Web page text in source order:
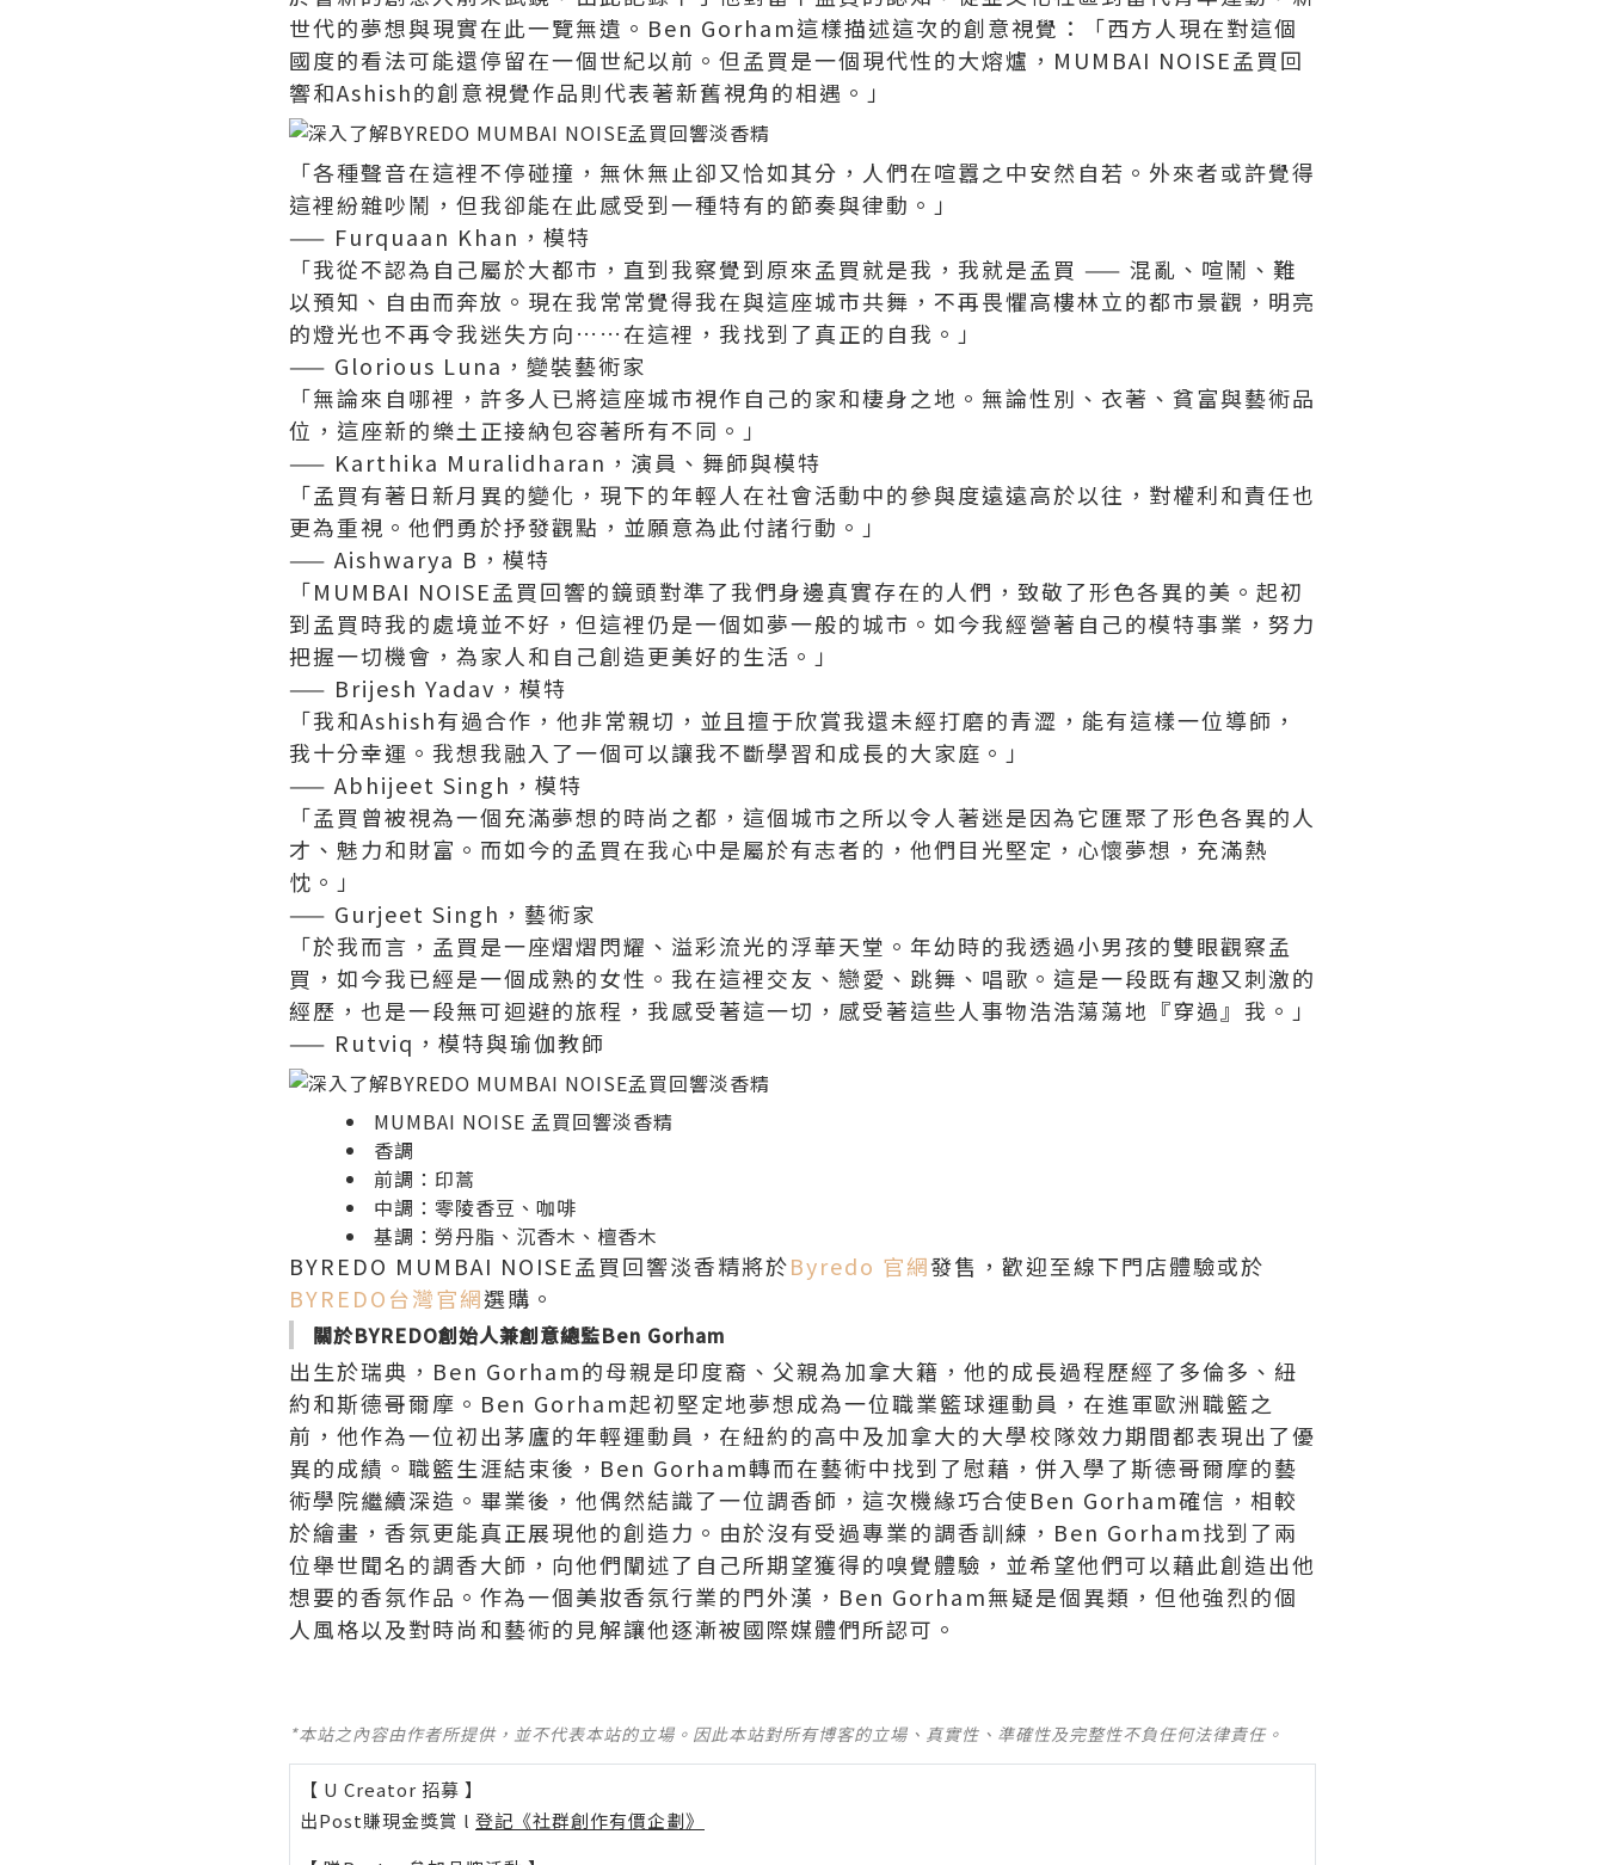
世代的夢想與現實在此一覽無遺。Ben Gorham這樣描述這次的創意視覺：「西方人現在對這個
國度的看法可能還停留在一個世紀以前。但孟買是一個現代性的大熔爐，MUMBAI NOISE孟買回
響和Ashish的創意視覺作品則代表著新舊視角的相遇。」
「各種聲音在這裡不停碰撞，無休無止卻又恰如其分，人們在喧囂之中安然自若。外來者或許覺得
這裡紛雜吵鬧，但我卻能在此感受到一種特有的節奏與律動。」
—— Furquaan Khan，模特
「我從不認為自己屬於大都市，直到我察覺到原來孟買就是我，我就是孟買 —— 混亂、喧鬧、難
以預知、自由而奔放。現在我常常覺得我在與這座城市共舞，不再畏懼高樓林立的都市景觀，明亮
的燈光也不再令我迷失方向……在這裡，我找到了真正的自我。」
—— Glorious Luna，變裝藝術家
「無論來自哪裡，許多人已將這座城市視作自己的家和棲身之地。無論性別、衣著、貧富與藝術品
位，這座新的樂土正接納包容著所有不同。」
—— Karthika Muralidharan，演員、舞師與模特
「孟買有著日新月異的變化，現下的年輕人在社會活動中的參與度遠遠高於以往，對權利和責任也
更為重視。他們勇於抒發觀點，並願意為此付諸行動。」
—— Aishwarya B，模特
「MUMBAI NOISE孟買回響的鏡頭對準了我們身邊真實存在的人們，致敬了形色各異的美。起初
到孟買時我的處境並不好，但這裡仍是一個如夢一般的城市。如今我經營著自己的模特事業，努力
把握一切機會，為家人和自己創造更美好的生活。」
—— Brijesh Yadav，模特
「我和Ashish有過合作，他非常親切，並且擅于欣賞我還未經打磨的青澀，能有這樣一位導師，
我十分幸運。我想我融入了一個可以讓我不斷學習和成長的大家庭。」
—— Abhijeet Singh，模特
「孟買曾被視為一個充滿夢想的時尚之都，這個城市之所以令人著迷是因為它匯聚了形色各異的人
才、魅力和財富。而如今的孟買在我心中是屬於有志者的，他們目光堅定，心懷夢想，充滿熱
忱。」
—— Gurjeet Singh，藝術家
「於我而言，孟買是一座熠熠閃耀、溢彩流光的浮華天堂。年幼時的我透過小男孩的雙眼觀察孟
買，如今我已經是一個成熟的女性。我在這裡交友、戀愛、跳舞、唱歌。這是一段既有趣又刺激的
經歷，也是一段無可迴避的旅程，我感受著這一切，感受著這些人事物浩浩蕩蕩地『穿過』我。」
—— Rutviq，模特與瑜伽教師
MUMBAI NOISE 孟買回響淡香精
香調
前調：印蒿
中調：零陵香豆、咖啡
基調：勞丹脂、沉香木、檀香木
BYREDO MUMBAI NOISE孟買回響淡香精將於Byredo 官網發售，歡迎至線下門店體驗或於
BYREDO台灣官網選購。
關於BYREDO創始人兼創意總監Ben Gorham
出生於瑞典，Ben Gorham的母親是印度裔、父親為加拿大籍，他的成長過程歷經了多倫多、紐
約和斯德哥爾摩。Ben Gorham起初堅定地夢想成為一位職業籃球運動員，在進軍歐洲職籃之
前，他作為一位初出茅廬的年輕運動員，在紐約的高中及加拿大的大學校隊效力期間都表現出了優
異的成績。職籃生涯結束後，Ben Gorham轉而在藝術中找到了慰藉，併入學了斯德哥爾摩的藝
術學院繼續深造。畢業後，他偶然結識了一位調香師，這次機緣巧合使Ben Gorham確信，相較
於繪畫，香氛更能真正展現他的創造力。由於沒有受過專業的調香訓練，Ben Gorham找到了兩
位舉世聞名的調香大師，向他們闡述了自己所期望獲得的嗅覺體驗，並希望他們可以藉此創造出他
想要的香氛作品。作為一個美妝香氛行業的門外漢，Ben Gorham無疑是個異類，但他強烈的個
人風格以及對時尚和藝術的見解讓他逐漸被國際媒體們所認可。
*本站之內容由作者所提供，並不代表本站的立場。因此本站對所有博客的立場、真實性、準確性及完整性不負任何法律責任。
【 U Creator 招募 】
出Post賺現金獎賞 l 登記《社群創作有價企劃》